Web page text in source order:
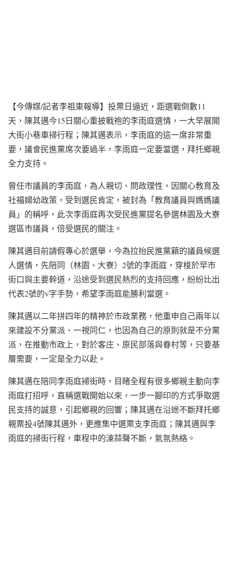
【今傳媒/記者李祖東報導】投票日逼近，距選戰倒數11
天，陳其邁今15日關心重披戰袍的李雨庭選情，一大早展開
大街小巷車掃行程；陳其邁表示，李雨庭的這一席非常重
要，議會民進黨席次要過半，李雨庭一定要當選，拜托鄉親
全力支持。
曾任市議員的李雨庭，為人親切、問政理性，因關心教育及
社福婦幼政策，受到選民肯定，被封為「教育議員與媽媽議
員」的稱呼，此次李雨庭再次受民進黨提名參選林園及大寮
選區市議員，倍受選民的關注。
陳其邁目前請假專心於選舉，今為拉抬民進黨籍的議員候選
人選情，先陪同（林園、大寮）2號的李雨庭，穿梭於早市
街口與主要幹道，沿途受到選民熱烈的支持回應，紛紛比出
代表2號的v字手勢，希望李雨庭能勝利當選。
陳其邁以二年拼四年的精神於市政業務，他重申自己兩年以
來建設不分黨派、一視同仁，也因為自己的原則就是不分黨
派，在推動市政上，對於客庄、原民部落與眷村等，只要基
層需要，一定是全力以赴。
陳其邁在陪同李雨庭掃街時，目睹全程有很多鄉親主動向李
雨庭打招呼，直稱選戰開始以來，一步一腳印的方式爭取選
民支持的誠意，引起鄉親的回響；陳其邁在沿途不斷拜托鄉
親票投4號陳其邁外，更應集中選票支李雨庭；陳其邁與李
雨庭的掃街行程，車程中的涷蒜聲不斷，氣氛熱絡。